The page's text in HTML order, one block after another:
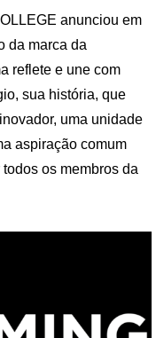
anunciou em
da marca da
reflete e une com
sua história, que
uma unidade
aspiração comum
os membros da